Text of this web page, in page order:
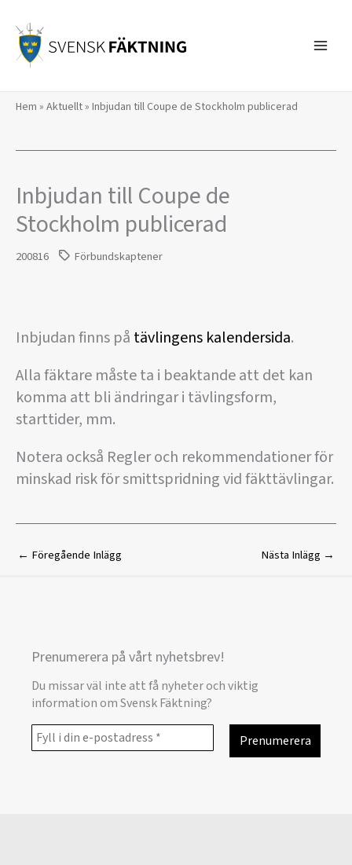
innehåll
Hem » Aktuellt» Inbjudan till Coupe de Stockholm publicerad
Inbjudan till Coupe de
Stockholm publicerad
200816 Förbundskaptener
Inbjudan finns på tävlingens kalendersida.
Alla fäktare måste ta i beaktande att det kan
komma att bli ändringar i tävlingsform,
starttider, mm.
Notera också Regler och rekommendationer för
minskad risk för smittspridning vid fäkttävlingar.
← Föregående Inlägg Nästa Inlägg →
Prenumerera på vårt nyhetsbrev!
Du missar väl inte att få nyheter och viktig
information om Svensk Fäktning?